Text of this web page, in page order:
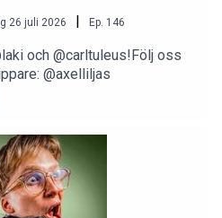
26 juli 2026 | Ep. 146
och @carltuleus!Följ oss
@axelliljas